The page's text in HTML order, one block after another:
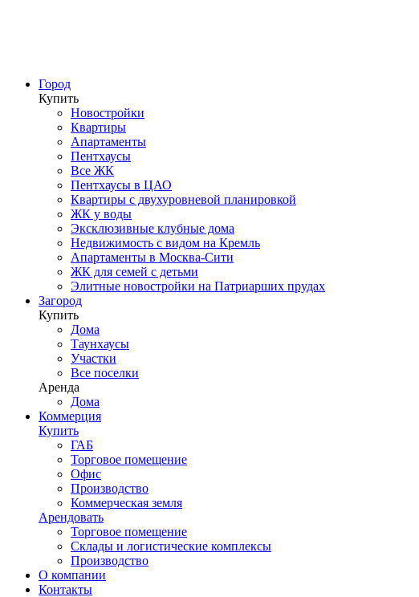
Город
Купить
Новостройки
Квартиры
Апартаменты
Пентхаусы
Все ЖК
Пентхаусы в ЦАО
Квартиры с двухуровневой планировкой
ЖК у воды
Эксклюзивные клубные дома
Недвижимость с видом на Кремль
Апартаменты в Москва-Сити
ЖК для семей с детьми
Элитные новостройки на Патриарших прудах
Загород
Купить
Дома
Таунхаусы
Участки
Все поселки
Аренда
Дома
Коммерция
Купить
ГАБ
Торговое помещение
Офис
Производство
Коммерческая земля
Арендовать
Торговое помещение
Склады и логистические комплексы
Производство
О компании
Контакты